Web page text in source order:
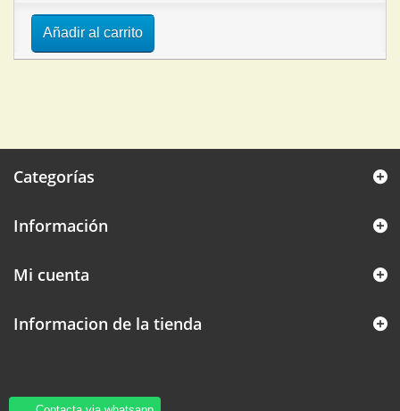
Añadir al carrito
Categorías
Información
Mi cuenta
Informacion de la tienda